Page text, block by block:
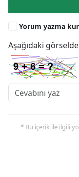
Yorum yazma
Aşağıdaki
* Bu içerik ile ilgili